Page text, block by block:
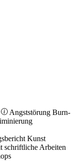
Angststörung Burn-
Kunst
schriftliche Arbeiten